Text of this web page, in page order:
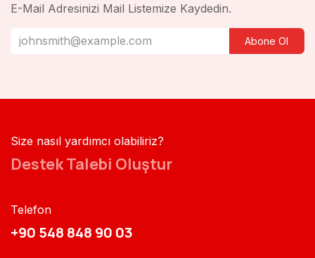
E-Mail Adresinizi Mail Listemize Kaydedin.
Abone Ol
Size nasıl yardımcı olabiliriz?
Destek Talebi Oluştur
Telefon
+90 548 848 90 03​​